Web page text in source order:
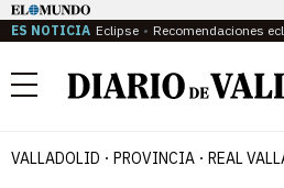
ES NOTICIA Eclipse Recomendaciones
Menú
VALLADOLID PROVINCIA REAL